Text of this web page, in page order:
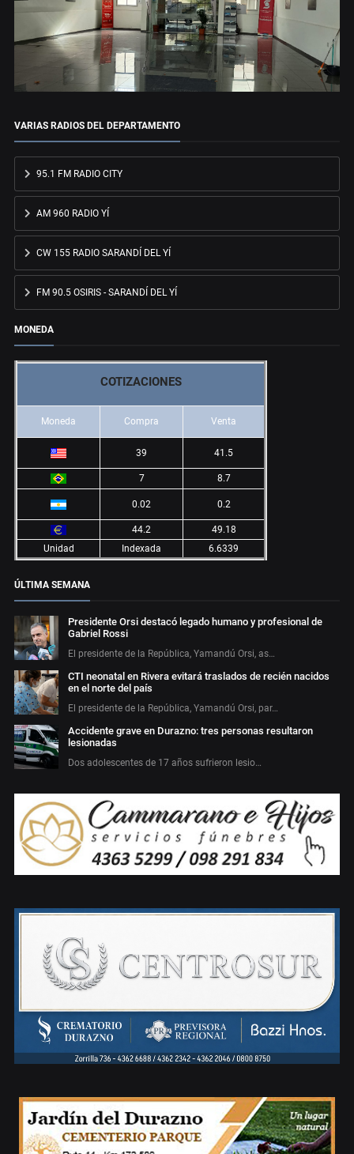
VARIAS RADIOS DEL DEPARTAMENTO
95.1 FM RADIO CITY
AM 960 RADIO YÍ
CW 155 RADIO SARANDÍ DEL YÍ
FM 90.5 OSIRIS - SARANDÍ DEL YÍ
MONEDA
COTIZACIONES
Moneda Compra Venta
39 41.5
7 8.7
0.02 0.2
44.2
49.18
Unidad
Indexada 6.6339
ÚLTIMA SEMANA
Presidente Orsi destacó legado humano y profesional de
Gabriel Rossi
El presidente de la República, Yamandú Orsi, as…
CTI neonatal en Rivera evitará traslados de recién nacidos
en el norte del país
El presidente de la República, Yamandú Orsi, par…
Accidente grave en Durazno: tres personas resultaron
lesionadas
Dos adolescentes de 17 años sufrieron lesio…